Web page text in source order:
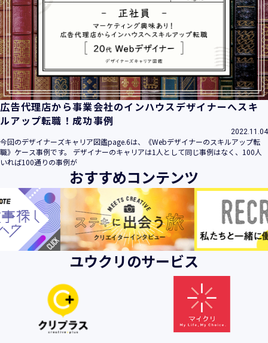
広告代理店から事業会社のインハウスデザイナーへスキ
ルアップ転職！成功事例
2022.11.04
今回のデザイナーズキャリア図鑑page.6は、《Webデザイナーのスキルアップ転
職》ケース事例です。 デザイナーのキャリアは1人として同じ事例はなく、100人
いれば100通りの事例が
おすすめコンテンツ
ユウクリのサービス